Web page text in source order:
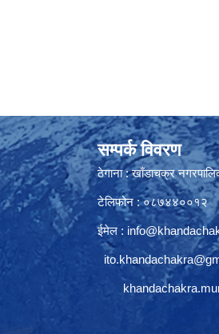
सम्पर्क विवरण
ठेगाना : खाँडाचक्र
टेलिफोन : ०८७४४००१२
ईमेल :